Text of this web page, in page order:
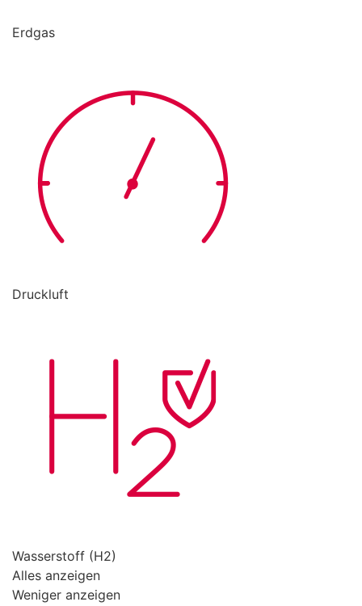
Erdgas
Druckluft
Wasserstoff (H2)
Alles anzeigen
Weniger anzeigen